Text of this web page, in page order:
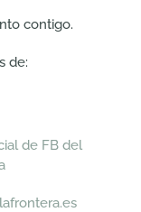
contigo.
de:
de FB del